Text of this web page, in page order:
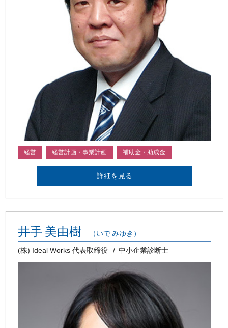
経営 経営計画・事業計画 補助金・助成金
詳細を見る
井手 美由樹 （いで みゆき）
(株) Ideal Works 代表取締役 中小企業診断士